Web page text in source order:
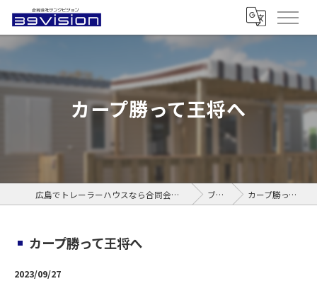
カープ勝って王将へ
広島でトレーラーハウスなら合同会社サンクビジョン ブログ カープ勝って王将へ
カープ勝って王将へ
2023/09/27